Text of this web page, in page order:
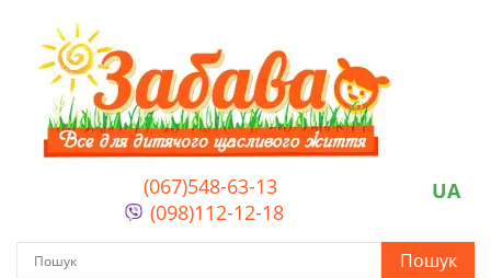
(067)548-63-13
(098)112-12-18
UA
Пошук